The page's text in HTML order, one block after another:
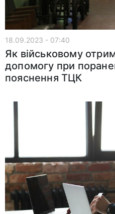
18.09.2023 - 07:40
Як військовому
допомогу при
пояснення ТЦК